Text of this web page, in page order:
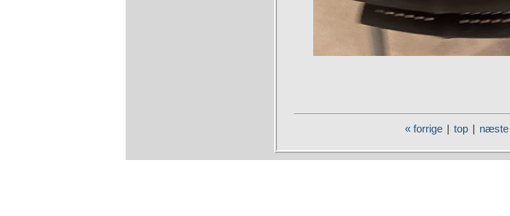
« forrige | top | næste